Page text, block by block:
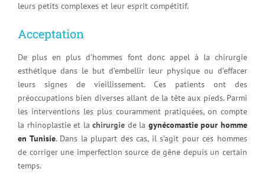
leurs petits complexes et leur esprit compétitif.
Acceptation
De plus en plus d’hommes font donc appel à la chirurgie
esthétique dans le but d’embellir leur physique ou d’effacer
leurs signes de vieillissement. Ces patients ont des
préoccupations bien diverses allant de la tête aux pieds. Parmi
les interventions les plus couramment pratiquées, on compte
la rhinoplastie et lachirurgie de la gynécomastie pour homme
en Tunisie. Dans la plupart des cas, il s’agit pour ces hommes
de corriger une imperfection source de gêne depuis un certain
temps.